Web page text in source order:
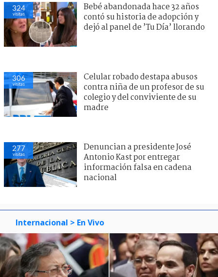
324
visitas
Bebé abandonada hace 32 años
contó su historia de adopción y
dejó al panel de ’Tu Día’ llorando
306
visitas
Celular robado destapa abusos
contra niña de un profesor de su
colegio y del conviviente de su
madre
277
visitas
Denuncian a presidente José
Antonio Kast por entregar
información falsa en cadena
nacional
Internacional > En Vivo